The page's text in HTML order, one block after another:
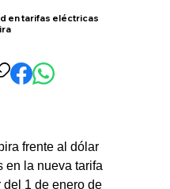
en tarifas eléctricas
frente al dólar
en la nueva tarifa
1 de enero de